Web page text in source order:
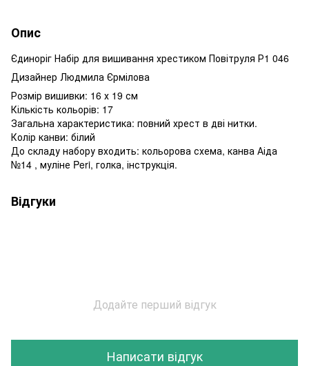
Опис
Єдиноріг Набір для вишивання хрестиком Повітруля Р1 046
Дизайнер Людмила Єрмілова
Розмір вишивки: 16 х 19 см
Кількість кольорів: 17
Загальна характеристика: повний хрест в дві нитки.
Колір канви: білий
До складу набору входить: кольорова схема, канва Аіда
№14 , муліне Peri, голка, інструкція.
Відгуки
Додайте перший відгук
Написати відгук